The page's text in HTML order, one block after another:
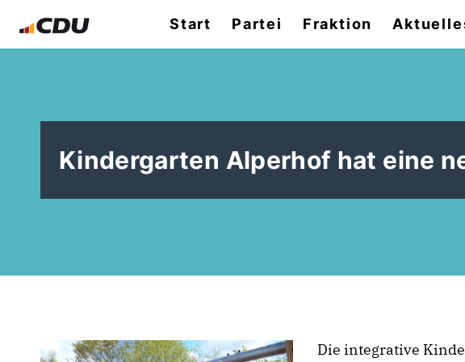
Start Partei Fraktion
Kindergarten Alperhof hat eine
Die integrative